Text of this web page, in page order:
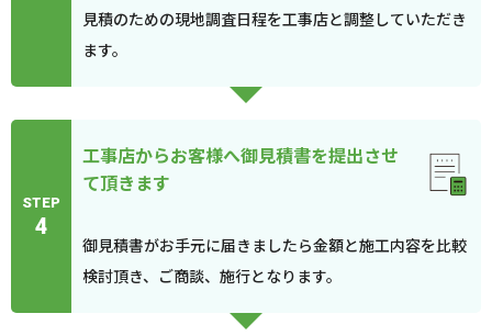
見積のための現地調査日程を工事店と調整していただき
ます。
STEP
4
工事店からお客様へ御見積書を提出させ
て頂きます
御見積書がお手元に届きましたら金額と施工内容を比較
検討頂き、ご商談、施行となります。